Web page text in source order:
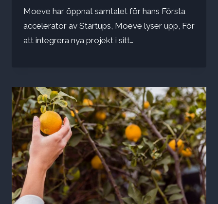
Moeve har öppnat samtalet för hans Första
accelerator av Startups, Moeve lyser upp, För
att integrera nya projekt i sitt…